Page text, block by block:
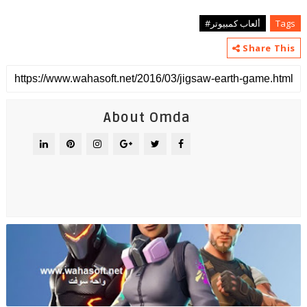
Tags
ألعاب كمبيوتر#
Share This
About Omda